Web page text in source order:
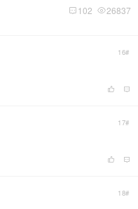
26837
102
16#
17#
18#